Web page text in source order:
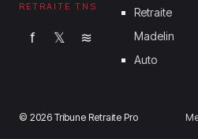
RETRAITE TNS
f 𝕏 ≋
Retraite
Madelin
Auto
© 2026 Tribune Retraite Pro